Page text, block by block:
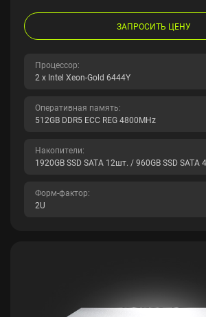
ЗАПРОСИТЬ ЦЕНУ
Процессор:
2 x Intel Xeon-Gold 6444Y
Оперативная память:
512GB DDR5 ECC REG 4800MHz
Накопители:
1920GB SSD SATA 12шт. / 960GB SSD SATA
Форм-фактор:
2U